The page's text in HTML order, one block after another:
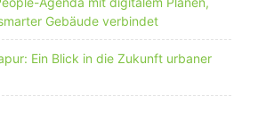
Gebäude verbindet
Ein Blick in die Zukunft urbaner